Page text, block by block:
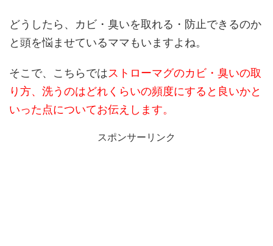
どうしたら、カビ・臭いを取れる・防止できるのか
と頭を悩ませているママもいますよね。
そこで、こちらではストローマグのカビ・臭いの取
り方、洗うのはどれくらいの頻度にすると良いかと
いった点についてお伝えします。
スポンサーリンク